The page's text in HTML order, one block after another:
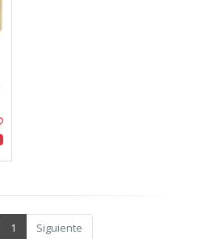
1 Siguiente